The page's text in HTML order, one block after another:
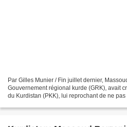
Par Gilles Munier / Fin juillet dernier,
Gouvernement régional kurde (GRK), avait
du Kurdistan (PKK), lui reprochant de ne